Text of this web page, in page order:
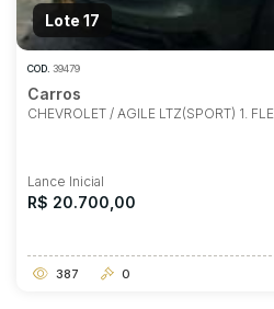
Lote 17
COD. 39479
Carros
CHEVROLET / AGILE LTZ(SPORT) 1.
Lance Inicial
R$ 20.700,00
387 0